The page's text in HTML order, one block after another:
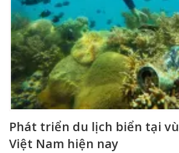
Phát triển du lịch biển tại
Việt Nam hiện nay